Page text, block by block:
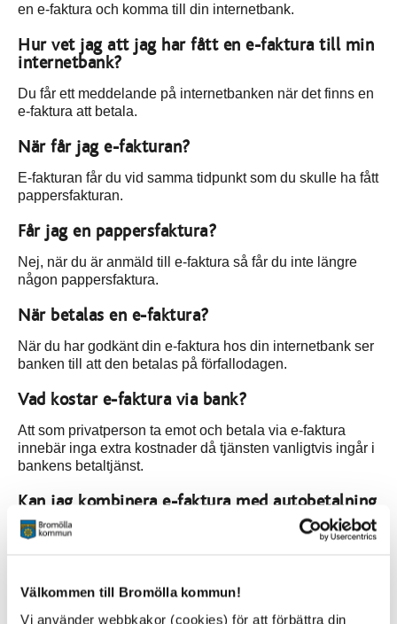
Välkommen till Bromölla kommun!
Vi använder webbkakor (cookies) för att förbättra din
en e-faktura och komma till din internetbank.
Hur vet jag att jag har fått en e-faktura till min
internetbank?
Du får ett meddelande på internetbanken när det finns en
e-faktura att betala.
När får jag e-fakturan?
E-fakturan får du vid samma tidpunkt som du skulle ha fått
pappersfakturan.
Får jag en pappersfaktura?
Nej, när du är anmäld till e-faktura så får du inte längre
någon pappersfaktura.
När betalas en e-faktura?
När du har godkänt din e-faktura hos din internetbank ser
banken till att den betalas på förfallodagen.
Vad kostar e-faktura via bank?
Att som privatperson ta emot och betala via e-faktura
innebär inga extra kostnader då tjänsten vanligtvis ingår i
bankens betaltjänst.
Kan jag kombinera e-faktura med autobetalning
eller autogiro?
behöver godkänna fakturan för att den ska gå till